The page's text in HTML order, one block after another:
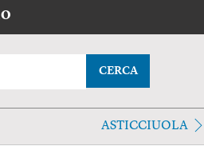
CERCA
ASTICCIUOLA